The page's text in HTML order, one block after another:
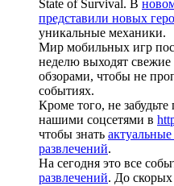
State of Survival. В
представили новых
уникальные механики.
Мир мобильных игр
неделю выходят
обзорами, чтобы не
событиях.
Кроме того, не
нашими соцсетями в
чтобы знать
развлечений.
На сегодня это все
развлечений. До